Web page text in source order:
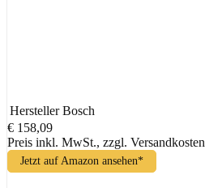
Hersteller Bosch
€ 158,09
Preis inkl. MwSt., zzgl. Versandkosten
Jetzt auf Amazon ansehen*